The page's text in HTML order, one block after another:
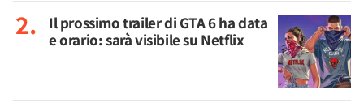
Il prossimo trailer di GTA 6 ha data
e orario: sarà visibile su Netflix